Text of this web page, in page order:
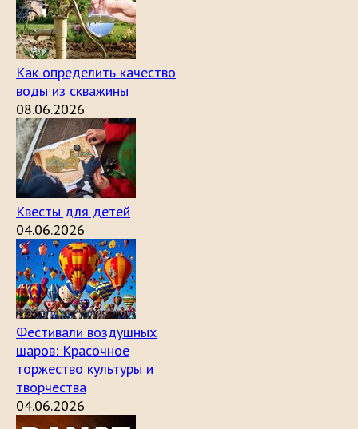
Как определить качество
воды из скважины
08.06.2026
Квесты для детей
04.06.2026
Фестивали воздушных
шаров: Красочное
торжество культуры и
творчества
04.06.2026